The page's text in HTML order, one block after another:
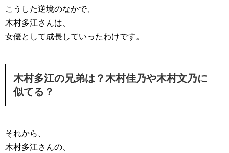
こうした逆境のなかで、
木村多江さんは、
女優として成長していったわけです。
木村多江の兄弟は？木村佳乃や木村文乃に
似てる？
それから、
木村多江さんの、